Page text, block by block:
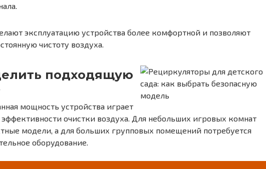
эксплуатацию устройства более комфортной и позволяют
чистоту воздуха.
подходящую
мощность устройства играет
очистки воздуха. Для небольших игровых комнат
модели, а для больших групповых помещений потребуется
оборудование.